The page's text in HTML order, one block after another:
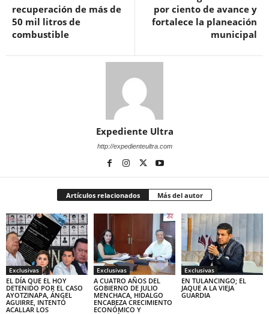
recuperación de más de
50 mil litros de
combustible
por ciento de avance y
fortalece la planeación
municipal
Expediente Ultra
http://expedienteultra.com
Artículos relacionados Más del autor
Exclusivas
EL DÍA QUE EL HOY
DETENIDO POR EL CASO
AYOTZINAPA, ÁNGEL
AGUIRRE, INTENTÓ
ACALLAR LOS
Exclusivas
A CUATRO AÑOS DEL
GOBIERNO DE JULIO
MENCHACA, HIDALGO
ENCABEZA CRECIMIENTO
ECONÓMICO Y
Exclusivas
EN TULANCINGO; EL
JAQUE A LA VIEJA
GUARDIA